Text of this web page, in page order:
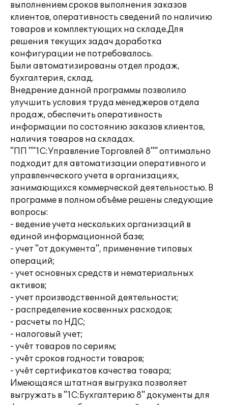
выполнением сроков выполнения заказов
клиентов, оперативность сведений по наличию
товаров и комплектующих на складе.Для
решения текущих задач доработка
конфигурации не потребовалось.
Были автоматизированы отдел продаж,
бухгалтерия, склад.
Внедрение данной программы позволило
улучшить условия труда менеджеров отдела
продаж, обеспечить оперативность
информации по состоянию заказов клиентов,
наличия товаров на складах.
"ПП ""1C:Управление Торговлей 8"" оптимально
подходит для автоматизации оперативного и
управленческого учета в организациях,
занимающихся коммерческой деятельностью. В
программе в полном объёме решены следующие
вопросы:
- ведение учета нескольких организаций в
единой информационной базе;
- учет "от документа", применение типовых
операций;
- учет основных средств и нематериальных
активов;
- учет производственной деятельности;
- распределение косвенных расходов;
- расчеты по НДС;
- налоговый учет;
- учёт товаров по сериям;
- учёт сроков годности товаров;
- учёт сертификатов качества товара;
Имеющаяся штатная выгрузка позволяет
выгружать в "1С:Бухгалтерию 8" документы для